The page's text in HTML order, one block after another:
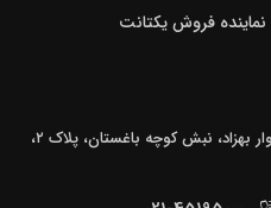
نماینده فروش یکتانت
سعادت‌آباد، بالاتر از میدان کاج، بلوار بهزاد، نبش کوچه باغستان، پلاک ۲،